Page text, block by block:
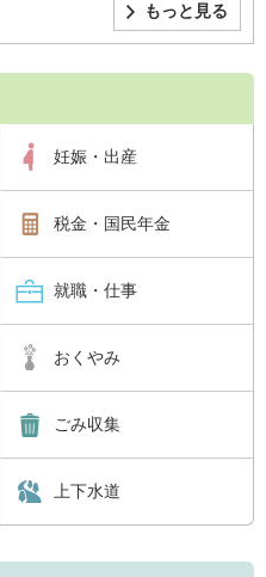
もっと見る
妊娠・出産
税金・国民年金
就職・仕事
おくやみ
ごみ収集
上下水道